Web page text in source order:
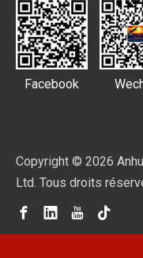
Facebook
Copyright © 2026
Ltd. Tous droits